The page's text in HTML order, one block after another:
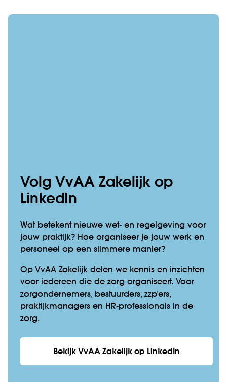
Volg VvAA Zakelijk op
LinkedIn
Wat betekent nieuwe wet‑ en regelgeving voor
jouw praktijk? Hoe organiseer je jouw werk en
personeel op een slimmere manier?
Op VvAA Zakelijk delen we kennis en inzichten
voor iedereen die de zorg organiseert. Voor
zorgondernemers, bestuurders, zzp’ers,
praktijkmanagers en HR‑professionals in de
zorg.
Bekijk VvAA Zakelijk op LinkedIn